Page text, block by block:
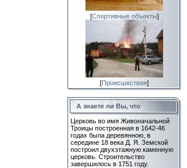
[Спортивные объекты]
[Происшествия]
А знаете ли Вы, что
Церковь во имя Живоначальной
Троицы построенная в 1642-46
годах была деревянною, в
середине 18 века Д. Я. Земской
построил двухэтажную каменную
церковь. Строительство
завершилось в 1751 году.